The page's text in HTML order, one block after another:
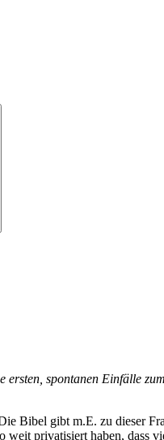
spontanen Einfälle
Bibel gibt m.E. zu dieser
privatisiert haben,